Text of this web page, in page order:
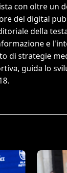
con oltre un
del digital
della
e
di strategie
guida lo